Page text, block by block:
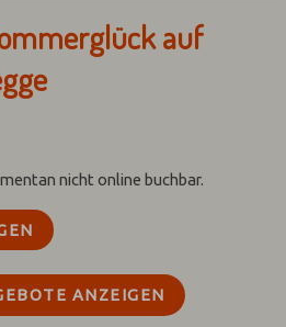
auf
nicht online buchbar.
ANZEIGEN